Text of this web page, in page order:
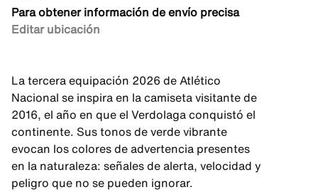
Para obtener información de envío precisa
Editar ubicación
La tercera equipación 2026 de Atlético
Nacional se inspira en la camiseta visitante de
2016, el año en que el Verdolaga conquistó el
continente. Sus tonos de verde vibrante
evocan los colores de advertencia presentes
en la naturaleza: señales de alerta, velocidad y
peligro que no se pueden ignorar.